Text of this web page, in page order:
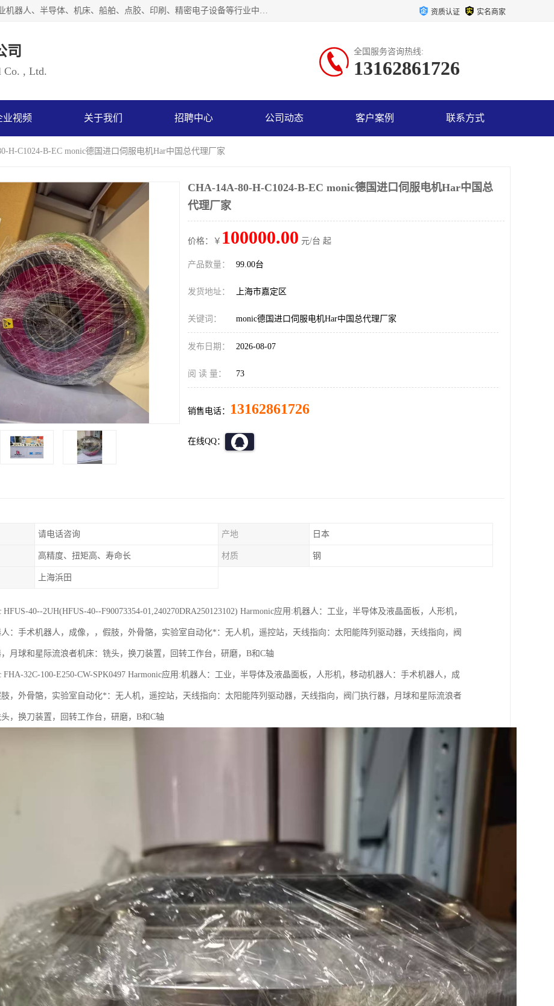
上海浜田实业有限公司专业致力于传动控制行业。面向工业机器人、半导体、机床、船舶、点胶、印刷、精密电子设备等行业中的运动控制技术。为日本哈默纳科（HarmonicDrive简称HD）中国地区定代理商，其生产的HarmonicDrive谐波减速机，具有轻量、小型、传动效率高、减速范围广、精度高等特点，被广泛应用于各种传动系统中。完善的技术，完善的售后，让您的选择无后顾之忧，欢迎您的来电洽谈！ 资质认证 实名商家
司
Co. , Ltd.
全国服务咨询热线:
13162861726
业视频 关于我们 招聘中心 公司动态 客户案例 联系方式
H-C1024-B-EC monic德国进口伺服电机Har中国总代理厂家
CHA-14A-80-H-C1024-B-EC monic德国进口伺服电机Har中国总
代理厂家
价格：￥ 100000.00 元/台 起
产品数量： 99.00台
发货地址： 上海市嘉定区
关键词： monic德国进口伺服电机Har中国总代理厂家
发布日期： 2026-08-07
阅 读 量： 73
销售电话： 13162861726
在线QQ：
请电话咨询 产地 日本
高精度、扭矩高、寿命长 材质 钢
上海浜田
HFUS-40--2UH(HFUS-40--F90073354-01,240270DRA250123102) Harmonic应用:机器人：工业，半导体及液晶面板，人形机，
：手术机器人，成像，，假肢，外骨骼，实验室自动化*：无人机，遥控站，天线指向：太阳能阵列驱动器，天线指向，阀
月球和星际流浪者机床：铣头，换刀装置，回转工作台，研磨，B和C轴
FHA-32C-100-E250-CW-SPK0497 Harmonic应用:机器人：工业，半导体及液晶面板，人形机，移动机器人：手术机器人，成
，外骨骼，实验室自动化*：无人机，遥控站，天线指向：太阳能阵列驱动器，天线指向，阀门执行器，月球和星际流浪者
，换刀装置，回转工作台，研磨，B和C轴